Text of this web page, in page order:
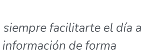
siempre facilitarte el día a
de forma